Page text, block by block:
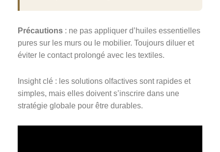
Précautions : ne pas appliquer d’huiles essentielles
pures sur les murs ou le mobilier. Toujours diluer et
éviter le contact prolongé avec les textiles.
Insight clé : les solutions olfactives sont rapides et
simples, mais elles doivent s’inscrire dans une
stratégie globale pour être durables.